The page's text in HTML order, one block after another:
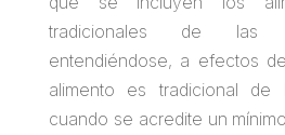
tradicionales de las
entendiéndose, a efectos
alimento es tradicional de
cuando se acredite un